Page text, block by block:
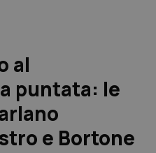
al
puntata: le
e Bortone